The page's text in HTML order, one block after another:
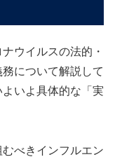
ウイルスの法的・
について解説して
いよ具体的な「実
べきインフルエン